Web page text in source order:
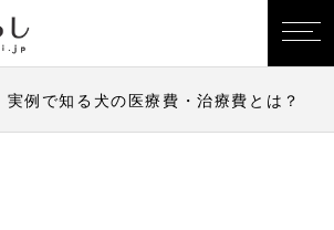
実例で知る犬の医療費・治療費とは？